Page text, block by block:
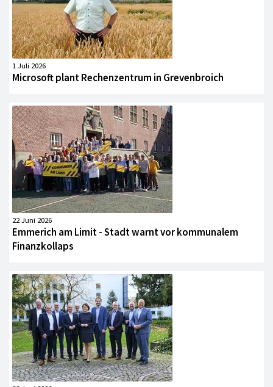
1 Juli 2026
Microsoft plant Rechenzentrum in Grevenbroich
22 Juni 2026
Emmerich am Limit - Stadt warnt vor kommunalem
Finanzkollaps